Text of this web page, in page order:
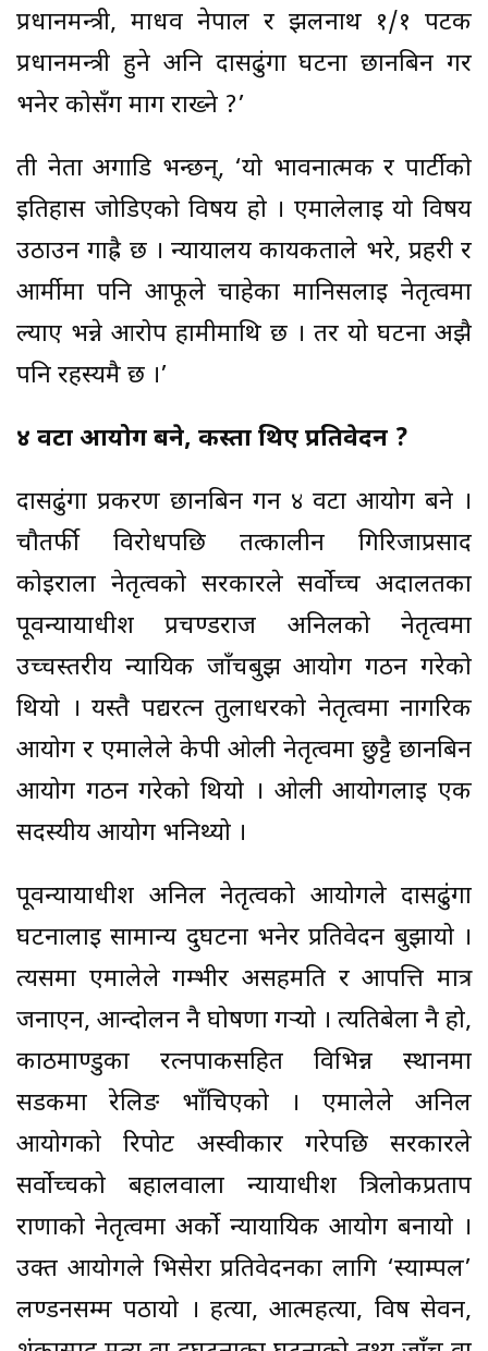
प्रधानमन्त्री, माधव नेपाल र झलनाथ १/१ पटक
प्रधानमन्त्री हुने अनि दासढुंगा घटना छानबिन गर
भनेर कोसँग माग राख्ने ?’
ती नेता अगाडि भन्छन्, ‘यो भावनात्मक र पार्टीको
इतिहास जोडिएको विषय हो । एमालेलाई यो विषय
उठाउन गाह्रै छ । न्यायालय कार्यकर्ताले भरे, प्रहरी र
आर्मीमा पनि आफूले चाहेका मानिसलाई नेतृत्वमा
ल्याए भन्ने आरोप हामीमाथि छ । तर यो घटना अझै
पनि रहस्यमै छ ।’
४ वटा आयोग बने, कस्ता थिए प्रतिवेदन ?
दासढुंगा प्रकरण छानबिन गर्न ४ वटा आयोग बने ।
चौतर्फी विरोधपछि तत्कालीन गिरिजाप्रसाद
कोइराला नेतृत्वको सरकारले सर्वोच्च अदालतका
पूर्वन्यायाधीश प्रचण्डराज अनिलको नेतृत्वमा
उच्चस्तरीय न्यायिक जाँचबुझ आयोग गठन गरेको
थियो । यस्तै पद्यरत्न तुलाधरको नेतृत्वमा नागरिक
आयोग र एमालेले केपी ओली नेतृत्वमा छुट्टै छानबिन
आयोग गठन गरेको थियो । ओली आयोगलाई एक
सदस्यीय आयोग भनिथ्यो ।
पूर्वन्यायाधीश अनिल नेतृत्वको आयोगले दासढुंगा
घटनालाई सामान्य दुर्घटना भनेर प्रतिवेदन बुझायो ।
त्यसमा एमालेले गम्भीर असहमति र आपत्ति मात्र
जनाएन, आन्दोलन नै घोषणा गर्‍यो । त्यतिबेला नै हो,
काठमाण्डुका रत्नपार्कसहित विभिन्न स्थानमा
सडकमा रेलिङ भाँचिएको । एमालेले अनिल
आयोगको रिपोर्ट अस्वीकार गरेपछि सरकारले
सर्वोच्चको बहालवाला न्यायाधीश त्रिलोकप्रताप
राणाको नेतृत्वमा अर्को न्यायायिक आयोग बनायो ।
उक्त आयोगले भिसेरा प्रतिवेदनका लागि ‘स्याम्पल’
लण्डनसम्म पठायो । हत्या, आत्महत्या, विष सेवन,